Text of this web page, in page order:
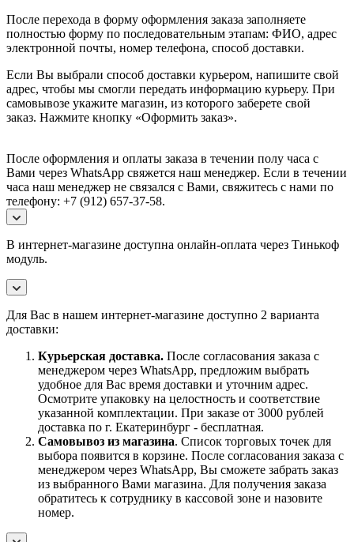
После перехода в форму оформления заказа заполняете
полностью форму по последовательным этапам: ФИО, адрес
электронной почты, номер телефона, способ доставки.
Если Вы выбрали способ доставки курьером, напишите свой
адрес, чтобы мы смогли передать информацию курьеру. При
самовывозе укажите магазин, из которого заберете свой
заказ. Нажмите кнопку «Оформить заказ».
После оформления и оплаты заказа в течении полу часа с
Вами через WhatsApp свяжется наш менеджер. Если в течении
часа наш менеджер не связался с Вами, свяжитесь с нами по
телефону: +7 (912) 657-37-58.
В интернет-магазине доступна онлайн-оплата через Тинькоф
модуль.
Для Вас в нашем интернет-магазине доступно 2 варианта
доставки:
Курьерская доставка. После согласования заказа с
менеджером через WhatsApp, предложим выбрать
удобное для Вас время доставки и уточним адрес.
Осмотрите упаковку на целостность и соответствие
указанной комплектации. При заказе от 3000 рублей
доставка по г. Екатеринбург - бесплатная.
Самовывоз из магазина. Список торговых точек для
выбора появится в корзине. После согласования заказа с
менеджером через WhatsApp, Вы сможете забрать заказ
из выбранного Вами магазина. Для получения заказа
обратитесь к сотруднику в кассовой зоне и назовите
номер.